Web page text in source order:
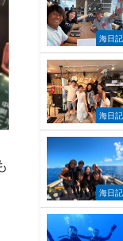
海日記
海日記
海日記